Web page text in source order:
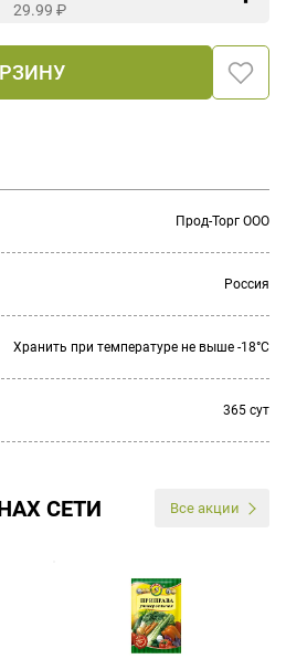
29.99 ₽
Прод-Торг ООО
Россия
Хранить при температуре не выше -18°C
365 сут
СЕТИ Все акции